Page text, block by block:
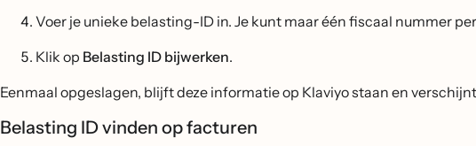
Voer je unieke belasting-ID in. Je kunt maar één fiscaal nummer
Klik op Belasting ID bijwerken.
Eenmaal opgeslagen, blijft deze informatie op Klaviyo staan en
Belasting ID vinden op facturen